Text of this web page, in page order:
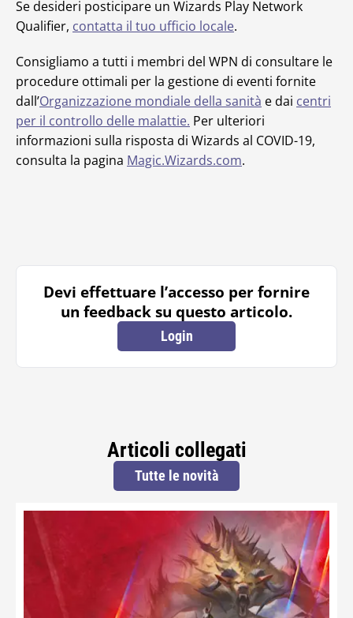
Se desideri posticipare un Wizards Play Network
Qualifier, contatta il tuo ufficio locale.
Consigliamo a tutti i membri del WPN di consultare le
procedure ottimali per la gestione di eventi fornite
dall’Organizzazione mondiale della sanità e dai centri
per il controllo delle malattie. Per ulteriori
informazioni sulla risposta di Wizards al COVID-19,
consulta la pagina Magic.Wizards.com.
Devi effettuare l’accesso per fornire
un feedback su questo articolo.
Login
Articoli collegati
Tutte le novità